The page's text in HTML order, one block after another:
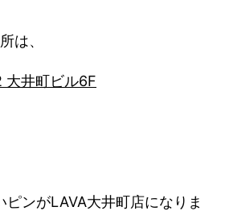
は、
大井町ビル6F
ピンがLAVA大井町店になりま